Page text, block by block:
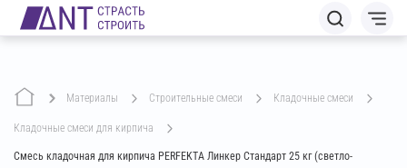
Материалы строительные смеси кладочные смеси
кладочные смеси для кирпича
Смесь кладочная для кирпича PERFEKTA Линкер Стандарт 25 кг (светло-